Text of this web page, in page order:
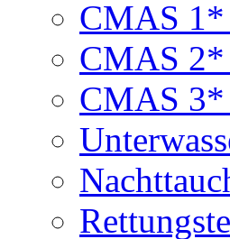
CMAS
CMAS
CMAS